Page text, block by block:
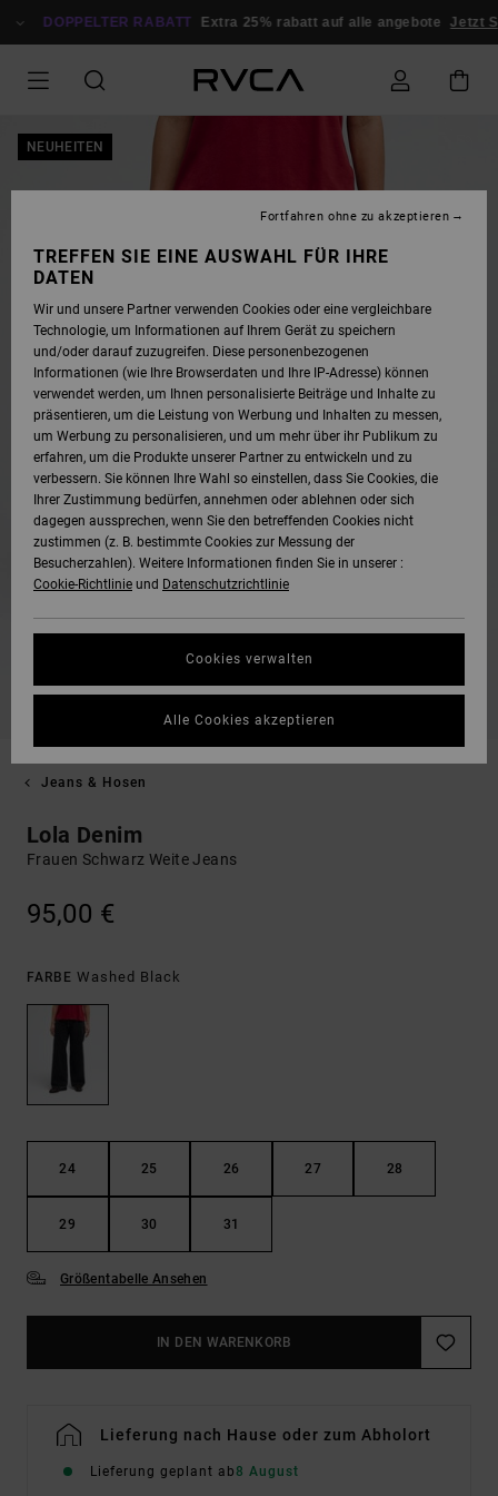
ZUR
DOPPELTER RABATT Extra 25% rabatt auf alle angebote Jetzt
NEUHEITEN
Jeans & Hosen
Lola Denim
Frauen Schwarz Weite Jeans
95,00 €
FARBE Washed Black
24 25 26 27 28
29 30 31
Größentabelle Ansehen
IN DEN WARENKORB
Lieferung nach Hause oder zum Abholort
Lieferung geplant ab8 August
TREFFEN SIE EINE AUSWAHL FÜR IHRE
DATEN
Wir und unsere Partner verwenden Cookies oder eine vergleichbare
Technologie, um Informationen auf Ihrem Gerät zu speichern
und/oder darauf zuzugreifen. Diese personenbezogenen
Informationen (wie Ihre Browserdaten und Ihre IP-Adresse) können
verwendet werden, um Ihnen personalisierte Beiträge und Inhalte zu
präsentieren, um die Leistung von Werbung und Inhalten zu messen,
um Werbung zu personalisieren, und um mehr über ihr Publikum zu
erfahren, um die Produkte unserer Partner zu entwickeln und zu
verbessern. Sie können Ihre Wahl so einstellen, dass Sie Cookies, die
Ihrer Zustimmung bedürfen, annehmen oder ablehnen oder sich
dagegen aussprechen, wenn Sie den betreffenden Cookies nicht
zustimmen (z. B. bestimmte Cookies zur Messung der
Besucherzahlen). Weitere Informationen finden Sie in unserer :
Cookie-Richtlinie und Datenschutzrichtlinie
Cookies verwalten
Fortfahren ohne zu akzeptieren
Alle Cookies akzeptieren